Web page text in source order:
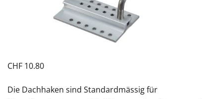
CHF 10.80
Die Dachhaken sind Standardmässig für